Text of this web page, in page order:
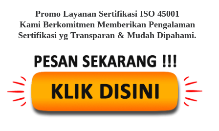
Promo Layanan Sertifikasi ISO 45001
Kami Berkomitmen Memberikan Pengalaman
Sertifikasi yg Transparan & Mudah Dipahami.